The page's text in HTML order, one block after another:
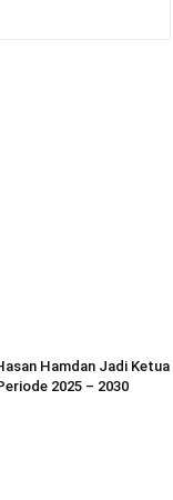
Hamdan Jadi Ketua
2025 – 2030